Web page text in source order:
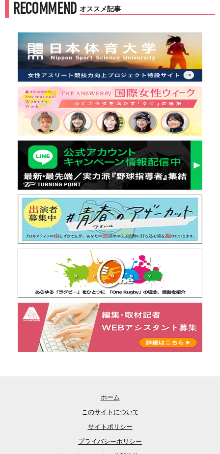
RECOMMEND オススメ記事
ホーム
このサイトについて
サイトポリシー
プライバシーポリシー